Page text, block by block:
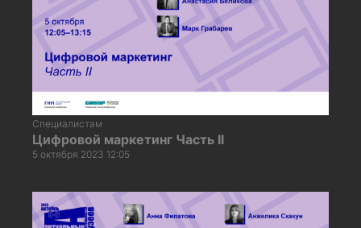
Специалистам
Цифровой маркетинг Часть II
5 октября 2023 12:05